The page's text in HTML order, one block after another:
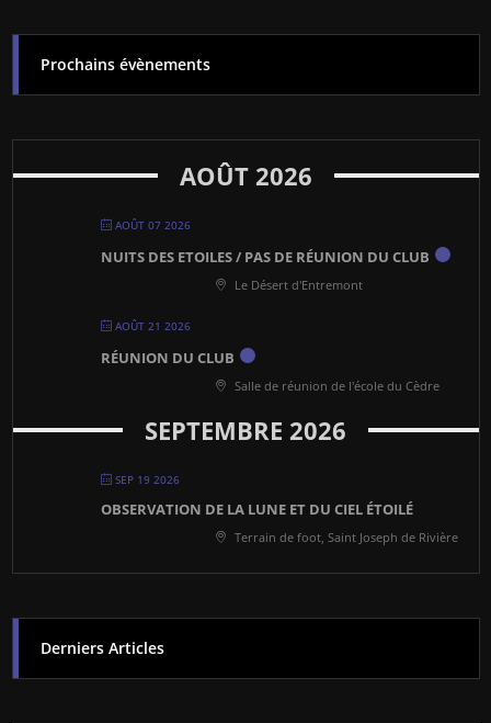
Prochains évènements
AOÛT 2026
AOÛT 07 2026
NUITS DES ETOILES / PAS DE RÉUNION DU CLUB
Le Désert d'Entremont
AOÛT 21 2026
RÉUNION DU CLUB
Salle de réunion de l'école du Cèdre
SEPTEMBRE 2026
SEP 19 2026
OBSERVATION DE LA LUNE ET DU CIEL ÉTOILÉ
Terrain de foot, Saint Joseph de Rivière
Derniers Articles